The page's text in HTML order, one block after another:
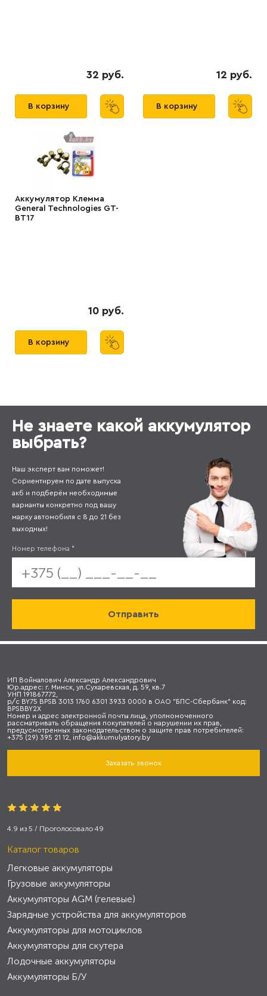
32 руб.
В корзину
12 руб.
В корзину
Аккумулятор Клемма
General Technologies GT-
BT17
10 руб.
В корзину
Не знаете какой аккумулятор
выбрать?
Наш эксперт вам поможет!
Сориентируем по дате выпуска
акб и подберём необходимые
варианты конкретно под вашу
марку автомобиля с 8 до 21 без
выходных!
Номер телефона *
ИП Войналович Александр Александрович
Юр.адрес: г. Минск, ул.Сухаревская, д. 59, кв.7
УНП 191867772,
р/с BY75 BPSB 3013 1760 6301 3933 0000 в ОАО "БПС-Сбербанк" код:
BPSBBY2X
Номер и адрес электронной почты лица, уполномоченного
рассматривать обращения покупателей о нарушении их прав,
предусмотренных законодательством о защите прав потребителей:
+375 (29) 395 21 12, info@akkumulyatory.by
Заказать звонок
4.9 из 5 / Проголосовало 49
Каталог товаров
Легковые аккумуляторы
Грузовые аккумуляторы
Аккумуляторы AGM (гелевые)
Зарядные устройства для аккумуляторов
Аккумуляторы для мотоциклов
Аккумуляторы для скутера
Лодочные аккумуляторы
Аккумуляторы Б/У